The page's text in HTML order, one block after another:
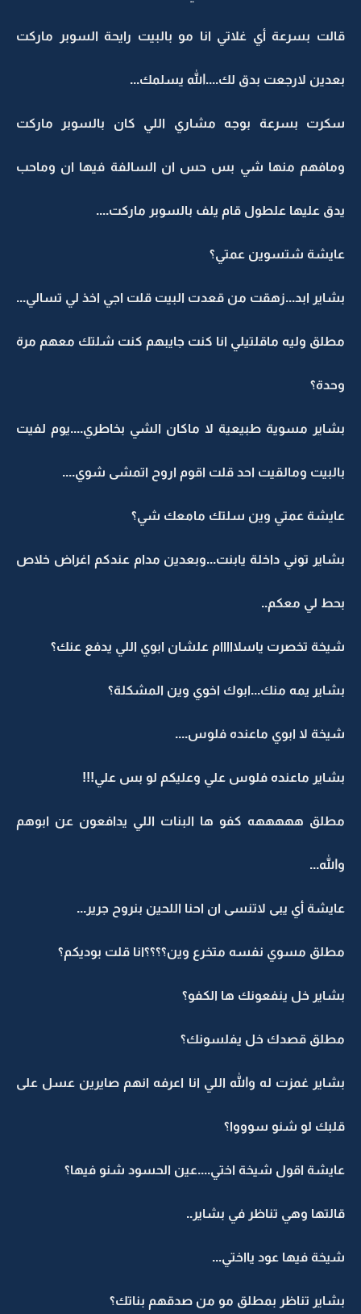
قالت بسرعة أي غلاتي انا مو بالبيت رايحة السوبر ماركت
بعدين لارجعت بدق لك....الله يسلمك...
سكرت بسرعة بوجه مشاري اللي كان بالسوبر ماركت
ومافهم منها شي بس حس ان السالفة فيها ان وماحب
يدق عليها علطول قام يلف بالسوبر ماركت....
عايشة شتسوين عمتي؟
بشاير ابد...زهقت من قعدت البيت قلت اجي اخذ لي تسالي...
مطلق وليه ماقلتيلي انا كنت جايبهم كنت شلتك معهم مرة
وحدة؟
بشاير مسوية طبيعية لا ماكان الشي بخاطري....يوم لفيت
بالبيت ومالقيت احد قلت اقوم اروح اتمشى شوي....
عايشة عمتي وين سلتك مامعك شي؟
بشاير توني داخلة يابنت...وبعدين مدام عندكم اغراض خلاص
بحط لي معكم..
شيخة تخصرت ياسلااااام علشان ابوي اللي يدفع عنك؟
بشاير يمه منك...ابوك اخوي وين المشكلة؟
شيخة لا ابوي ماعنده فلوس....
بشاير ماعنده فلوس علي وعليكم لو بس علي!!!
مطلق هههههه كفو ها البنات اللي يدافعون عن ابوهم
والله...
عايشة أي يبى لاتنسى ان احنا اللحين بنروح جرير...
مطلق مسوي نفسه متخرع وين؟؟؟؟انا قلت بوديكم؟
بشاير خل ينفعونك ها الكفو؟
مطلق قصدك خل يفلسونك؟
بشاير غمزت له والله اللي انا اعرفه انهم صايرين عسل على
قلبك لو شنو سوووا؟
عايشة اقول شيخة اختي....عين الحسود شنو فيها؟
قالتها وهي تناظر في بشاير..
شيخة فيها عود يااختي...
بشاير تناظر بمطلق مو من صدقهم بناتك؟